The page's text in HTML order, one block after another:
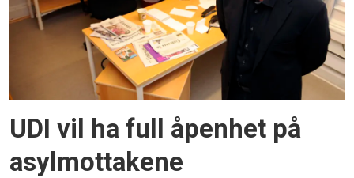
UDI vil ha full åpenhet på
asylmottakene